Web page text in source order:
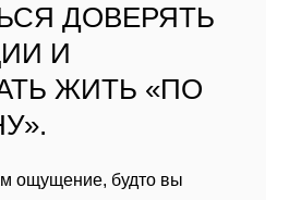
ДОВЕРЯТЬ
И
ЖИТЬ «ПО
ощущение, будто вы